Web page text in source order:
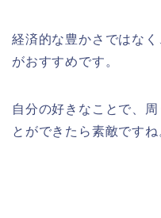
経済的な豊かさではなく
がおすすめです。
自分の好きなことで、
とができたら素敵ですね